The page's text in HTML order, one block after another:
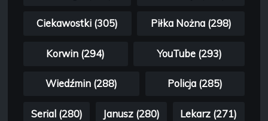
Ciekawostki (305) Piłka Nożna (298)
Korwin (294) YouTube (293)
Wiedźmin (288) Policja (285)
Serial (280) Janusz (280) Lekarz (271)